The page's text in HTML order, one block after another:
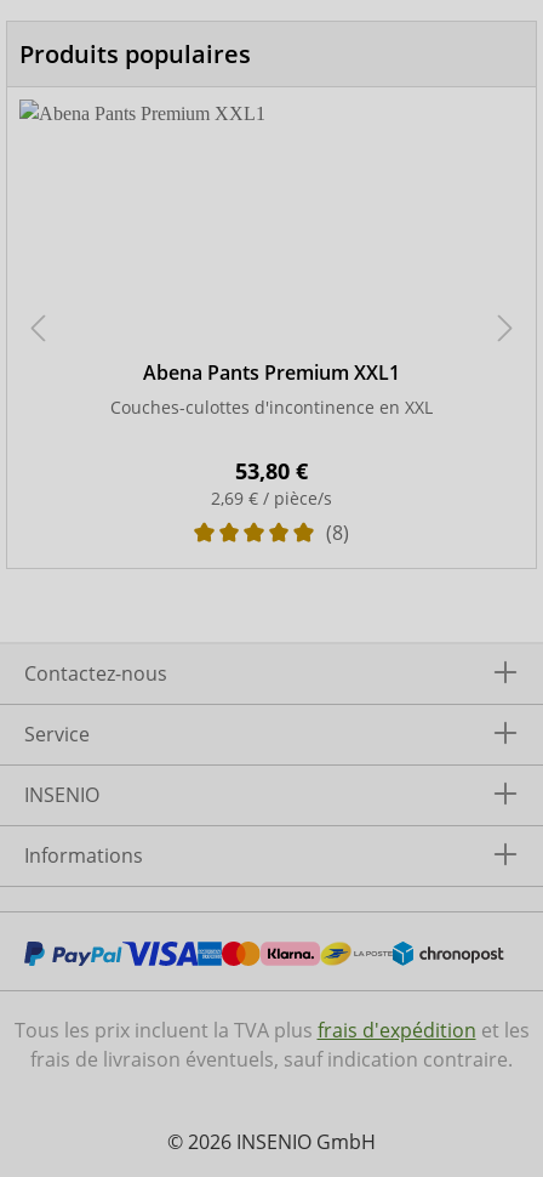
Produits populaires
Abena Pants Premium XXL1
Couches-culottes d'incontinence en XXL
53,80 €
2,69 € / pièce/s
(8)
Contactez-nous
Service
INSENIO
Informations
Tous les prix incluent la TVA plus frais d'expédition et les
frais de livraison éventuels, sauf indication contraire.
© 2026 INSENIO GmbH